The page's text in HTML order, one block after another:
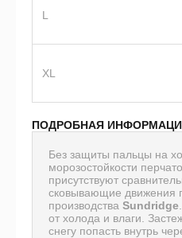
L
XL
ПОДРОБНАЯ
Без защиты пальцы на
морозостойкости
присутствуют
сковывающие движения
производства Sundridge
от холода и влаги.
снегу попасть внутрь